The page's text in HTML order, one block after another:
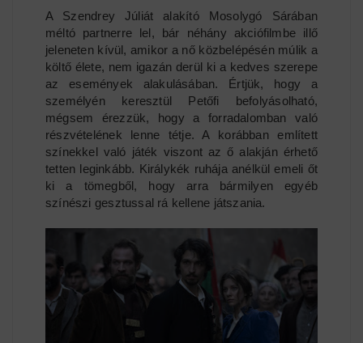
A Szendrey Júliát alakító Mosolygó Sárában
méltó partnerre lel, bár néhány akciófilmbe illő
jeleneten kívül, amikor a nő közbelépésén múlik a
költő élete, nem igazán derül ki a kedves szerepe
az események alakulásában. Értjük, hogy a
személyén keresztül Petőfi befolyásolható,
mégsem érezzük, hogy a forradalomban való
részvételének lenne tétje. A korábban említett
színekkel való játék viszont az ő alakján érhető
tetten leginkább. Királykék ruhája anélkül emeli őt
ki a tömegből, hogy arra bármilyen egyéb
színészi gesztussal rá kellene játszania.